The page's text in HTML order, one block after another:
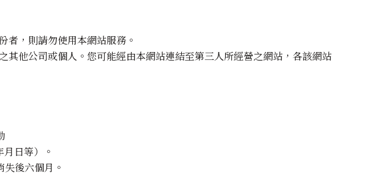
者，則請勿使用本網站服務。
他公司或個人。您可能經由本網站連結至第三人所經營之網站，各該網站
日等）。
後六個月。